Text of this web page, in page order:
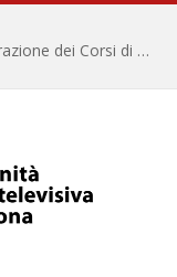
Università per Stranieri di Siena – Inaugurazione dei Corsi di Lingua e Cultura Italiana, 109a annata